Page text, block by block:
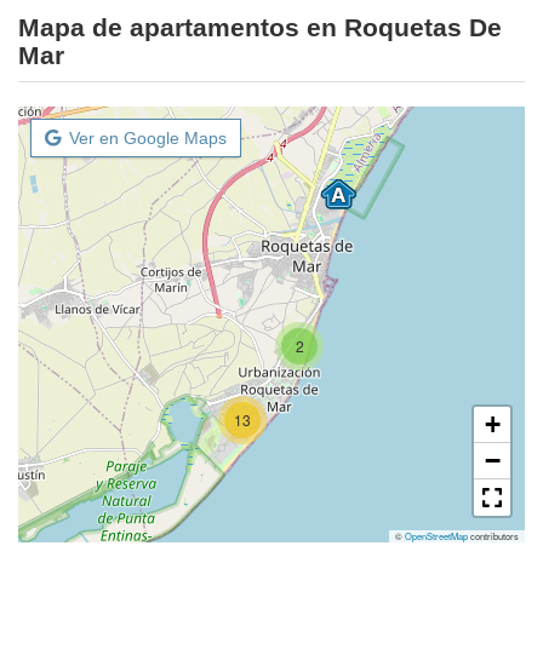
Mapa de apartamentos en Roquetas De
Mar
Ver en Google Maps
2
13
+
−
©OpenStreetMapcontributors